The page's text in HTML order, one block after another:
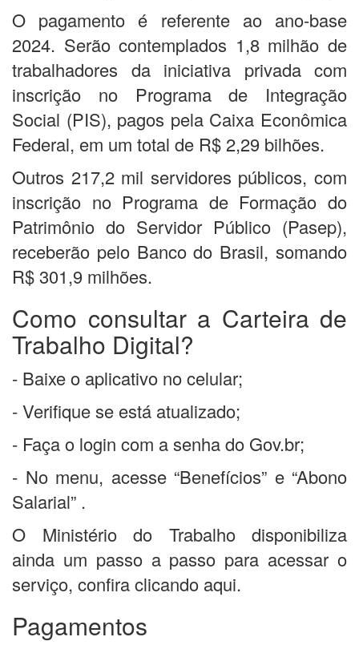
O pagamento é referente ao ano-base
2024. Serão contemplados 1,8 milhão de
trabalhadores da iniciativa privada com
inscrição no Programa de Integração
Social (PIS), pagos pela Caixa Econômica
Federal, em um total de R$ 2,29 bilhões.
Outros 217,2 mil servidores públicos, com
inscrição no Programa de Formação do
Patrimônio do Servidor Público (Pasep),
receberão pelo Banco do Brasil, somando
R$ 301,9 milhões.
Como consultar a Carteira de
Trabalho Digital?
- Baixe o aplicativo no celular;
- Verifique se está atualizado;
- Faça o login com a senha do Gov.br;
- No menu, acesse “Benefícios” e “Abono
Salarial” .
O Ministério do Trabalho disponibiliza
ainda um passo a passo para acessar o
serviço, confira clicando aqui.
Pagamentos